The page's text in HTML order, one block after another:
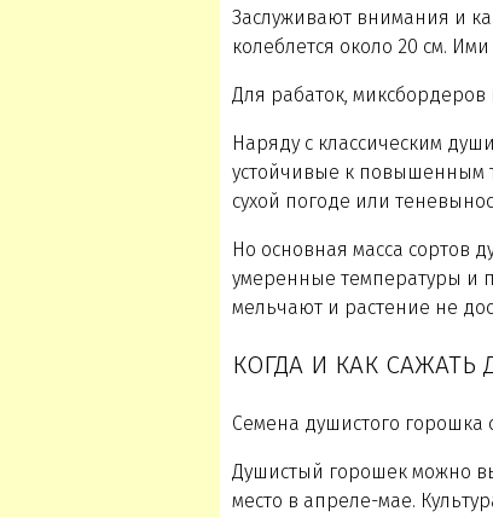
Заслуживают внимания и
колеблется около 20 см.
Для рабаток,
Наряду с классическим
устойчивые к повышенным
сухой погоде или
Но основная масса сортов
умеренные температуры и
мельчают и растение не
КОГДА И КАК
Семена душистого горошка
Душистый горошек можно
место в апреле-мае.